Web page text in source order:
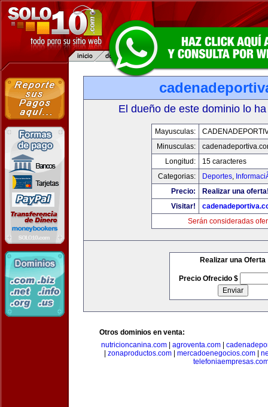
El dueño de este dominio lo
Mayusculas:
Minusculas:
Longitud:
15 caracteres
Categorias:
Deportes,
Precio:
Realizar una
Visitar!
Serán consideradas
Realizar una Oferta
Precio Ofrecido $
Otros dominios en venta:
nutricioncanina.com| agroventa.com|
zonaproductos.com mercadoenegocios.com